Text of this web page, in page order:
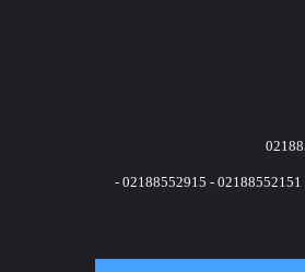
شماره تماس : 02188552151 - 02188552915 -